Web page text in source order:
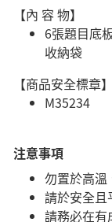
【內 容 物】
6張題目底
收納袋
【商品安全標章】
M35234
注意事項
勿置於高溫
請於安全且
請務必在有